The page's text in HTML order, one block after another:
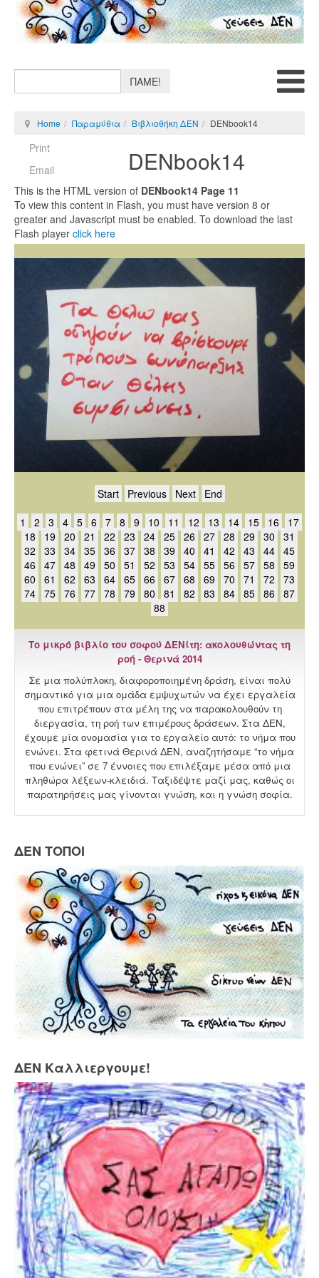
ΠΑΜΕ!
Home Παραμύθια Βιβλιοθήκη ΔΕΝ DENbook14
Print
Email
DENbook14
This is the HTML version of DENbook14 Page 11
To view this content in Flash, you must have version 8 or
greater and Javascript must be enabled. To download the last
Flash player click here
Start Previous Next
End
1
2 3 4 5 6 7 8 9 10 11 12 13 14 15 16
17
18
19 20 21 22 23 24 25 26 27 28 29 30
31
32
33 34 35 36 37 38 39 40 41 42 43 44 45
46
47 48 49 50 51 52 53 54 55 56 57 58
59
60
61 62 63 64 65 66 67 68 69 70 71 72
73
74 75 76 77 78 79 80 81 82 83 84 85 86
87
88
Το μικρό βιβλίο του σοφού ΔΕΝίτη: ακολουθώντας τη
ροή - Θερινά 2014
Σε μια πολύπλοκη, διαφοροποιημένη δράση, είναι πολύ
σημαντικό για μια ομάδα εμψυχωτών να έχει εργαλεία
που επιτρέπουν στα μέλη της να παρακολουθούν τη
διεργασία, τη ροή των επιμέρους δράσεων. Στα ΔΕΝ,
έχουμε μία ονομασία για το εργαλείο αυτό: το νήμα που
ενώνει. Στα φετινά Θερινά ΔΕΝ, αναζητήσαμε “το νήμα
που ενώνει” σε 7 έννοιες που επιλέξαμε μέσα από μια
πληθώρα λέξεων-κλειδιά. Ταξιδέψτε μαζί μας, καθώς οι
παρατηρήσεις μας γίνονται γνώση, και η γνώση σοφία.
ΔΕΝ ΤΟΠΟΙ
ΔΕΝ Καλλιεργουμε!